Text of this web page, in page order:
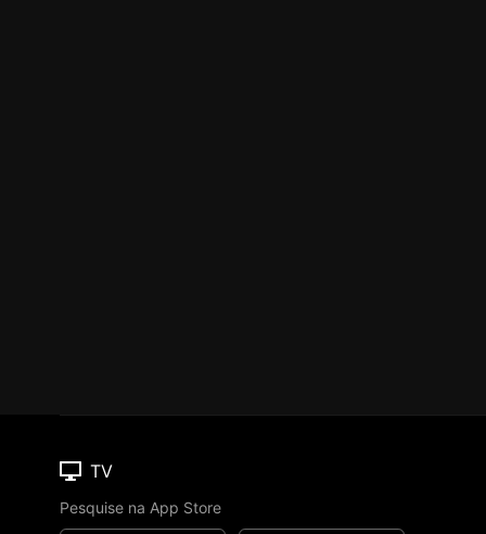
TV
Pesquise na App Store